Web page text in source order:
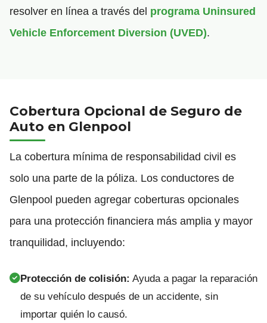
resolver en línea a través del programa Uninsured
Vehicle Enforcement Diversion (UVED).
Cobertura Opcional de Seguro de
Auto en Glenpool
La cobertura mínima de responsabilidad civil es
solo una parte de la póliza. Los conductores de
Glenpool pueden agregar coberturas opcionales
para una protección financiera más amplia y mayor
tranquilidad, incluyendo:
Protección de colisión: Ayuda a pagar la reparación
de su vehículo después de un accidente, sin
importar quién lo causó.